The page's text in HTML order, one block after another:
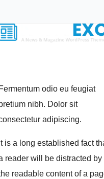
Fermentum odio eu feugiat
nibh. Dolor sit
adipiscing.
It is a long established fact
reader will be distracted by
readable content of a